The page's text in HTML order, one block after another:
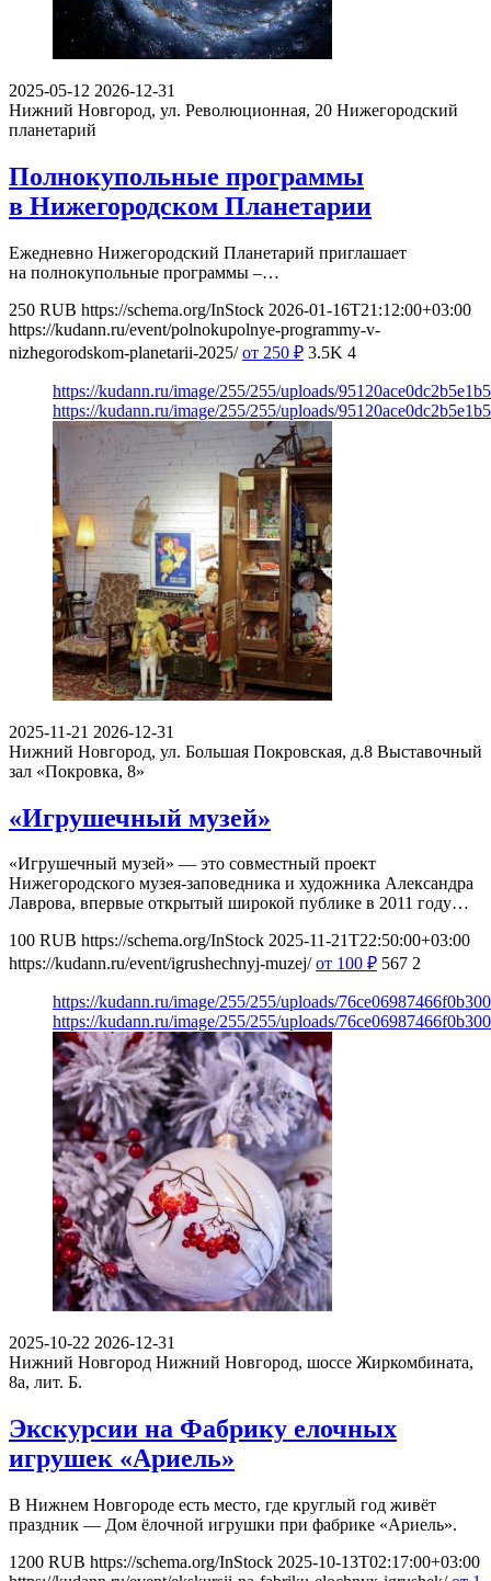
2025-05-12 2026-12-31
Нижний Новгород, ул. Революционная, 20 Нижегородский
планетарий
Полнокупольные программы
в Нижегородском Планетарии
Ежедневно Нижегородский Планетарий приглашает
на полнокупольные программы –…
250 RUB https://schema.org/InStock 2026-01-16T21:12:00+03:00
https://kudann.ru/event/polnokupolnye-programmy-v-
nizhegorodskom-planetarii-2025/ от 250 ₽ 3.5K 4
https://kudann.ru/image/255/255/uploads/
https://kudann.ru/image/255/255/uploads/
2025-11-21 2026-12-31
Нижний Новгород, ул. Большая Покровская, д.8 Выставочный
зал «Покровка, 8»
«Игрушечный музей»
«Игрушечный музей» — это совместный проект
Нижегородского музея-заповедника и художника Александра
Лаврова, впервые открытый широкой публике в 2011 году…
100 RUB https://schema.org/InStock 2025-11-21T22:50:00+03:00
https://kudann.ru/event/igrushechnyj-muzej/ от 100 ₽ 567 2
https://kudann.ru/image/255/255/uploads/
https://kudann.ru/image/255/255/uploads/
2025-10-22 2026-12-31
Нижний Новгород Нижний Новгород, шоссе Жиркомбината,
8а, лит. Б.
Экскурсии на Фабрику елочных
игрушек «Ариель»
В Нижнем Новгороде есть место, где круглый год живёт
праздник — Дом ёлочной игрушки при фабрике «Ариель».
1200 RUB https://schema.org/InStock 2025-10-13T02:17:00+03:00